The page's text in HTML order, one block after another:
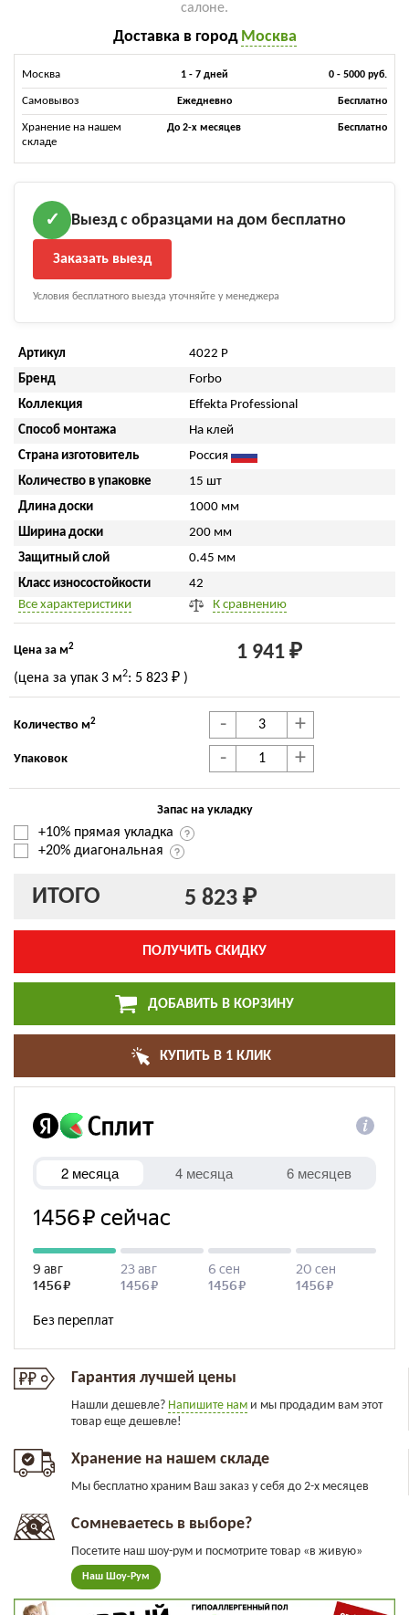
салоне.
Доставка в город Москва
Москва 1 - 7 дней 0 - 5000 руб.
Самовывоз Ежедневно Бесплатно
Хранение на нашем
складе
До 2-х месяцев Бесплатно
✓ Выезд с образцами на дом бесплатно
Заказать выезд
Условия бесплатного выезда уточняйте у менеджера
Артикул
4022 P
Бренд
Forbo
Коллекция
Effekta Professional
Способ монтажа
На клей
Страна изготовитель
Россия
Количество в упаковке
15 шт
Длина доски
1000 мм
Ширина доски
200 мм
Защитный слой
0.45 мм
Класс износостойкости
42
Все характеристики
К сравнению
Цена за м2 1 941 ₽
(цена за упак 3 м2: 5 823 ₽ )
Количество м2 - +
Упаковок - +
Запас на укладку
+10% прямая укладка
+20% диагональная
ИТОГО 5 823 ₽
ПОЛУЧИТЬ СКИДКУ
ДОБАВИТЬ В КОРЗИНУ
КУПИТЬ В 1 КЛИК
Гарантия лучшей цены
Нашли дешевле? Напишите нам и мы продадим вам этот
товар еще дешевле!
Хранение на нашем складе
Мы бесплатно храним Ваш заказ у себя до 2-х месяцев
Сомневаетесь в выборе?
Посетите наш шоу-рум и посмотрите товар «в живую»
Наш Шоу-Рум